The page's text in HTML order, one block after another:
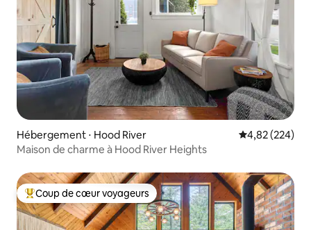
Hébergement ⋅ Hood River Évaluation
4,82 (224)
Maison de charme à Hood River Heights
Coups de cœur voyageurs les plus appréciés
Coup de cœur voyageurs